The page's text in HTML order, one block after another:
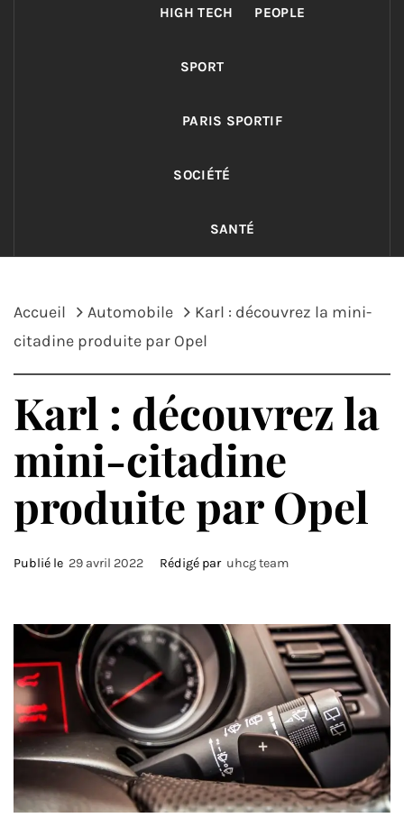
HIGH TECH PEOPLE
SPORT
PARIS SPORTIF
SOCIÉTÉ
SANTÉ
Accueil Automobile
Karl : découvrez la mini-
citadine produite par Opel
Karl : découvrez la
mini-citadine
produite par Opel
Publié le 29 avril 2022 Rédigé par uhcg team